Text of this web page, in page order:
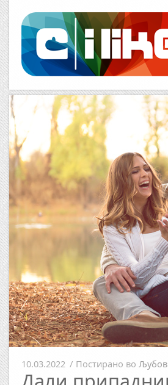
10.03.2022 / Постирано во Љубов